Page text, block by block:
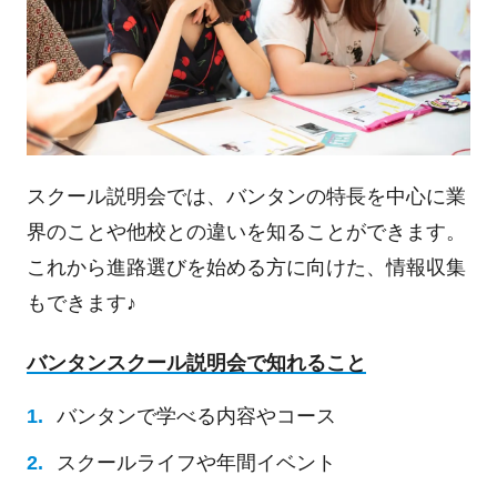
スクール説明会では、バンタンの特長を中心に業
界のことや他校との違いを知ることができます。
これから進路選びを始める方に向けた、情報収集
もできます♪
バンタンスクール説明会で知れること
バンタンで学べる内容やコース
スクールライフや年間イベント